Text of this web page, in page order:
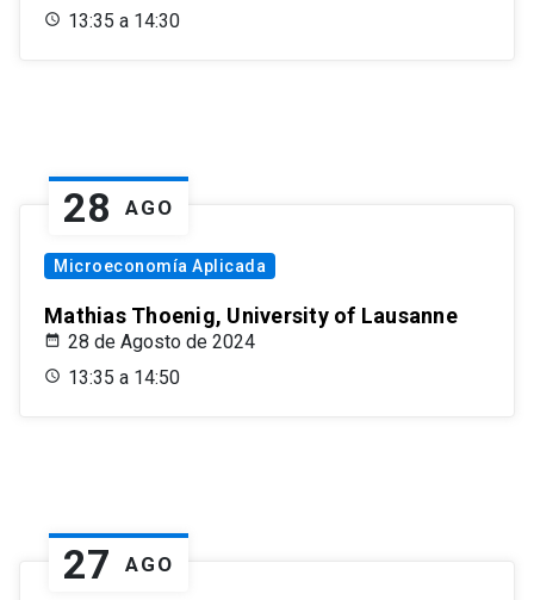
13:35 a 14:30
28 AGO
Microeconomía Aplicada
Mathias Thoenig, University of Lausanne
28 de Agosto de 2024
13:35 a 14:50
27 AGO